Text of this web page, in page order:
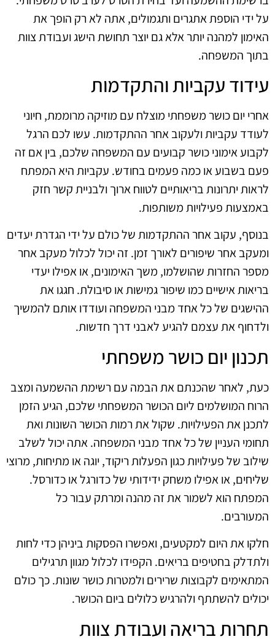
על ידי הוספת אתגרים ותגמולים, אתה לא רק הופך את
האימון למהנה יותר אלא גם יוצר תחושת הישג ועבודת צוות
בתוך המשפחה.
עידוד עקביות והתקדמות
אחרי יום כושר משפחתי מוצלח עם מוזיקה מרוממת, חיוני
לעודד עקביות ולעקוב אחר ההתקדמות. עשו לכם הרגל
לקבוע אימוני כושר קבועים עם המשפחה שלכם, בין אם זה
פעם בשבוע או כמה פעמים בחודש. עקביות היא המפתח
לראות יתרונות בריאותיים לטווח ארוך ולבניית קשר חזק
באמצעות פעילויות משותפות.
בנוסף, עקוב אחר ההתקדמות של כולם על ידי הגדרת יעדים
ומעקב אחר שיפורים לאורך זמן. זה יכול לכלול מעקב אחר
מספר החזרות שהושלמו, משך האימונים, או אפילו יעדי
בריאות אישיים כמו שיפור גמישות או סיבולת. חגגו את
ההישגים של כל אחד מבני המשפחה ועודדו אותם להמשיך
ולדחוף את עצמם להגיע לאבני דרך חדשות.
תכנון יום כושר משפחתי
כעת, לאחר שהכנתם את הבמה עם רשימת ההשמעה ומצב
הרוח המושלמים ליום הכושר המשפחתי שלכם, הגיע הזמן
לתכנן את הפעילויות. שקול את רמות הכושר השונות ואת
תחומי העניין של כל אחד מבני המשפחה. אתה יכול לשלב
שילוב של פעילויות כגון הפעלות ריקוד, יוגה או מתיחות, מרוצי
שליחים, או אפילו משחק ידידותי של כדורגל או כדורסל.
המפתח הוא לשמור את זה מהנה ומרתק עבור כל
המעורבים.
חלקו את היום למקטעים, ואפשרו הפסקות ביניהן כדי לחות
ולתדלק בחטיפים בריאים. הקפידו לכלול מגוון תרגילים
המתאימים לקבוצות שרירים ולמטרות כושר שונות. כך כולם
יכולים להשתתף ולהרגיש כלולים ביום הכושר.
תחרות בריאה ועבודת צוות